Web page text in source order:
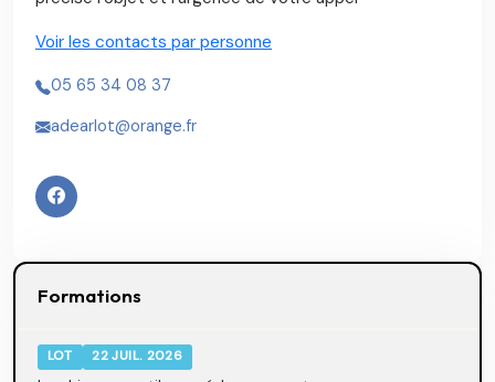
Voir les contacts par personne
05 65 34 08 37
adearlot@orange.fr
Formations
LOT 22 JUIL. 2026